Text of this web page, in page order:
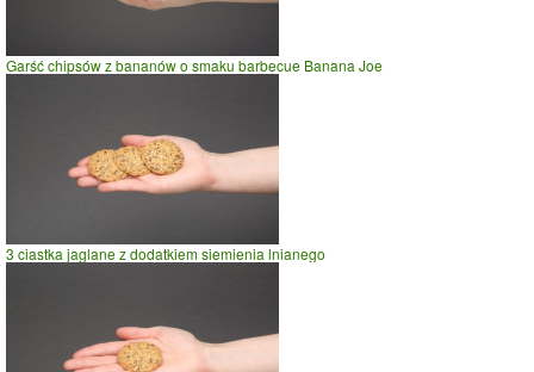
0
szybki taniec,trucht
prowadzenie samochodu
Garść chipsów z bananów o smaku barbecue Banana Joe
3 ciastka jaglane z dodatkiem siemienia lnianego